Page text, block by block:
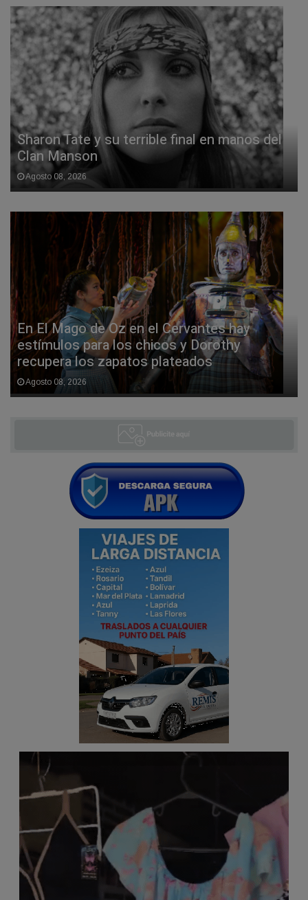
Sharon Tate y su terrible final en manos del
Clan Manson
Agosto 08, 2026
En El Mago de Oz en el Cervantes hay
estímulos para los chicos y Dorothy
recupera los zapatos plateados
Agosto 08, 2026